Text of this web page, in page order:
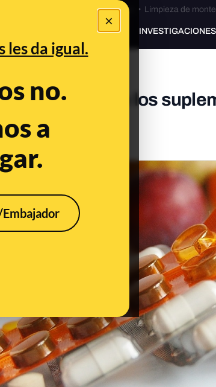
×
les da igual.
no.
a
Bulos Ceuta • Limpieza de
PREBUNKING INVESTIGACIONES
la relación entre los